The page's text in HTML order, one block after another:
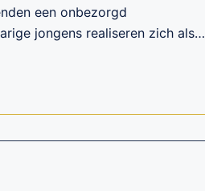
een onbezorgd
jongens realiseren zich als…